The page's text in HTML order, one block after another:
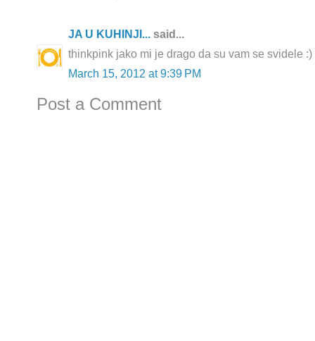
JA U KUHINJI... said...
thinkpink jako mi je drago da su vam se svidele :)
March 15, 2012 at 9:39 PM
Post a Comment